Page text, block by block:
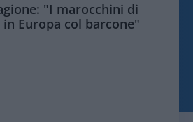
"I marocchini di
in Europa col barcone"